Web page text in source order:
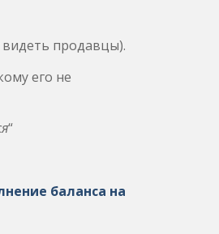
видеть продавцы).
его не
“
баланса на